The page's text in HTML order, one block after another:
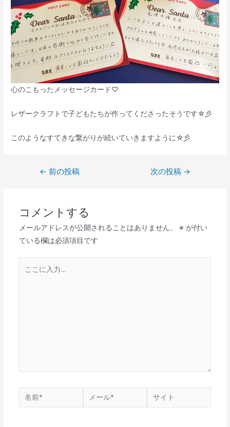
心のこもったメッセージカード♡
レザークラフトで子どもたちが作ってくださったそうです☆彡
このようなすてきな繋がりが続いていきますように☆彡
← 前の投稿 次の投稿 →
コメントする
メールアドレスが公開されることはありません。 ※ が付い
ている欄は必須項目です